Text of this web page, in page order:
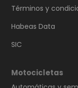
Términos y
Habeas Data
SIC
Motocicletas